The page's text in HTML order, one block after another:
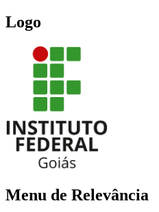
Logo
Menu de Relevância